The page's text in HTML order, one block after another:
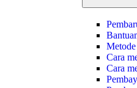
Cara
Cara